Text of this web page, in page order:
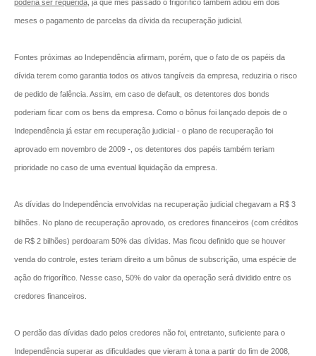
poderia ser requerida , já que mês passado o frigorífico também adiou em dois
meses o pagamento de parcelas da dívida da recuperação judicial.
Fontes próximas ao Independência afirmam, porém, que o fato de os papéis da
dívida terem como garantia todos os ativos tangíveis da empresa, reduziria o risco
de pedido de falência. Assim, em caso de default, os detentores dos bonds
poderiam ficar com os bens da empresa. Como o bônus foi lançado depois de o
Independência já estar em recuperação judicial - o plano de recuperação foi
aprovado em novembro de 2009 -, os detentores dos papéis também teriam
prioridade no caso de uma eventual liquidação da empresa.
As dívidas do Independência envolvidas na recuperação judicial chegavam a R$ 3
bilhões. No plano de recuperação aprovado, os credores financeiros (com créditos
de R$ 2 bilhões) perdoaram 50% das dívidas. Mas ficou definido que se houver
venda do controle, estes teriam direito a um bônus de subscrição, uma espécie de
ação do frigorífico. Nesse caso, 50% do valor da operação será dividido entre os
credores financeiros.
O perdão das dívidas dado pelos credores não foi, entretanto, suficiente para o
Independência superar as dificuldades que vieram à tona a partir do fim de 2008,